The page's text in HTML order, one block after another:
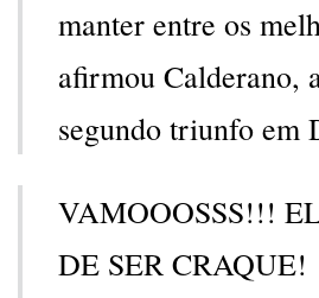
manter entre os
afirmou Calderano,
segundo triunfo em
VAMOOOSSS!!!
DE SER CRAQUE!